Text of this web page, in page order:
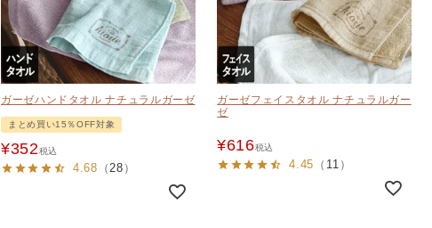
ガーゼハンドタオル ナチュラルガーゼ
まとめ買い15％OFF対象
¥352税込
4.68 （28 ）
ガーゼフェイスタオル ナチュラルガー
ゼ
¥616税込
4.45 （ 11 ）